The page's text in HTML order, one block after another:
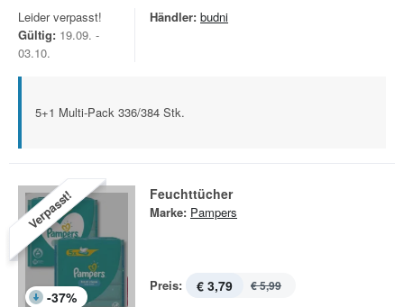
Leider verpasst!
Gültig: 19.09. -
03.10.
Händler: budni
5+1 Multi-Pack 336/384 Stk.
Verpasst!
-37%
Feuchttücher
Marke: Pampers
Preis: € 3,79 € 5,99